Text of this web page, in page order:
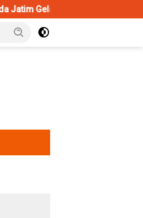
Piala Presiden 2026,